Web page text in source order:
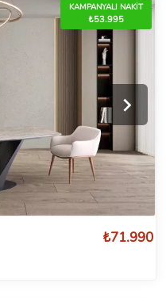
KAMPANYALI NAKİT
₺53.995
₺71.990